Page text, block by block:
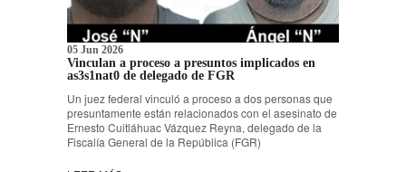
05 Jun 2026
Vinculan a proceso a presuntos implicados en
as3s1nat0 de delegado de FGR
Un juez federal vinculó a proceso a dos personas que
presuntamente están relacionados con el asesinato de
Ernesto Cuitláhuac Vázquez Reyna, delegado de la
Fiscalía General de la República (FGR)